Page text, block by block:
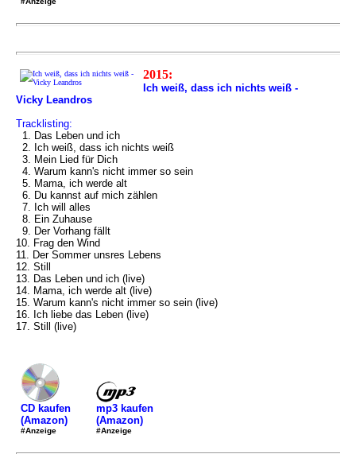
2015:
Ich weiß, dass ich nichts weiß -
Vicky Leandros
Tracklisting:
1. Das Leben und ich
2. Ich weiß, dass ich nichts weiß
3. Mein Lied für Dich
4. Warum kann's nicht immer so sein
5. Mama, ich werde alt
6. Du kannst auf mich zählen
7. Ich will alles
8. Ein Zuhause
9. Der Vorhang fällt
10. Frag den Wind
11. Der Sommer unsres Lebens
12. Still
13. Das Leben und ich (live)
14. Mama, ich werde alt (live)
15. Warum kann's nicht immer so sein (live)
16. Ich liebe das Leben (live)
17. Still (live)
CD kaufen
(Amazon)
#Anzeige
mp3 kaufen
(Amazon)
#Anzeige